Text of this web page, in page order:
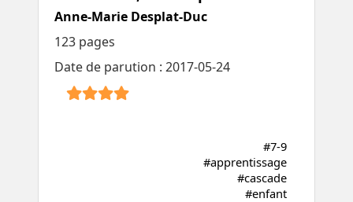
Anne-Marie Desplat-Duc
123 pages
Date de parution : 2017-05-24
#7-9
#apprentissage
#cascade
#enfant